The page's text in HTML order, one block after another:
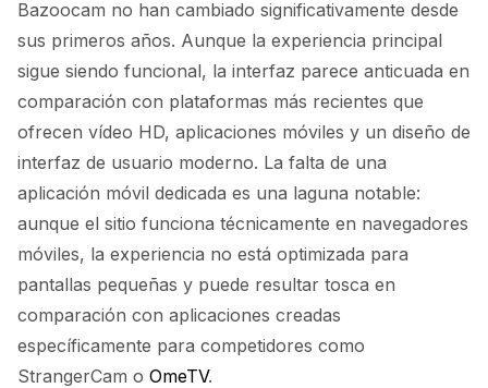
Bazoocam no han cambiado significativamente desde
sus primeros años. Aunque la experiencia principal
sigue siendo funcional, la interfaz parece anticuada en
comparación con plataformas más recientes que
ofrecen vídeo HD, aplicaciones móviles y un diseño de
interfaz de usuario moderno. La falta de una
aplicación móvil dedicada es una laguna notable:
aunque el sitio funciona técnicamente en navegadores
móviles, la experiencia no está optimizada para
pantallas pequeñas y puede resultar tosca en
comparación con aplicaciones creadas
específicamente para competidores como
StrangerCam o OmeTV.